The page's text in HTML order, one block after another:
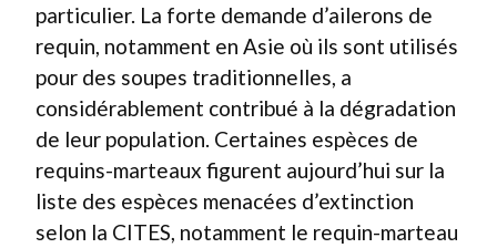
particulier. La forte demande d’ailerons de
requin, notamment en Asie où ils sont utilisés
pour des soupes traditionnelles, a
considérablement contribué à la dégradation
de leur population. Certaines espèces de
requins-marteaux figurent aujourd’hui sur la
liste des espèces menacées d’extinction
selon la CITES, notamment le requin-marteau